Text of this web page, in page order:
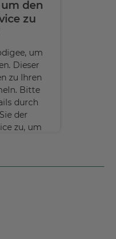
den
zu
um
Dieser
zu Ihren
Bitte
durch
der
zu, um